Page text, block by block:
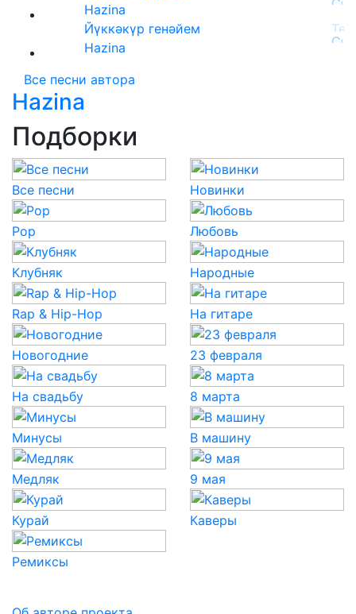
Hazina
Йүккәкүр генәйем
Hazina
Все песни автора
Hazina
Подборки
Все песни Новинки
Pop Любовь
Клубняк Народные
Rap & Hip-Hop На гитаре
Новогодние 23 февраля
На свадьбу 8 марта
Минусы В машину
Медляк 9 мая
Курай Каверы
Ремиксы